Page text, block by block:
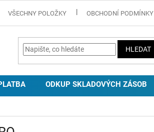
VŠECHNY POLOŽKY OBCHODNÍ PODMÍNKY
HLEDAT
ODKUP SKLADOVÝCH ZÁSOB